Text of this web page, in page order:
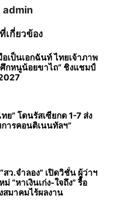
admin
เกี่ยวข้อง
เป็นเอกฉันท์ ไทยเจ้าภาพ
กหนูน้อยขาไถ” ชิงแชมป์
ย” โดนรัสเซียกด 1-7 ส่ง
การคอนติเนนทัลฯ”
สว.จำลอง” เปิดวิชั่น ผู้ว่าฯ
“หาเงินเก่ง-ใจถึง” รื้อ
สมาคมไร้ผลงาน